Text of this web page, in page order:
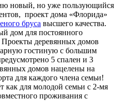
новый, но уже пользующийся
проект дома «Флорида»
бруса высшего качества.
дом для постоянного
деревянных домов
гостиную с большим
5 спален и 3
домов нацелены на
для каждого члена семьи!
как для молодой семьи с 2-мя
проживания с